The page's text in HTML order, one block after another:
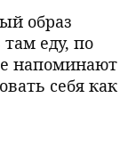
образ
еду, по
напоминают
себя как